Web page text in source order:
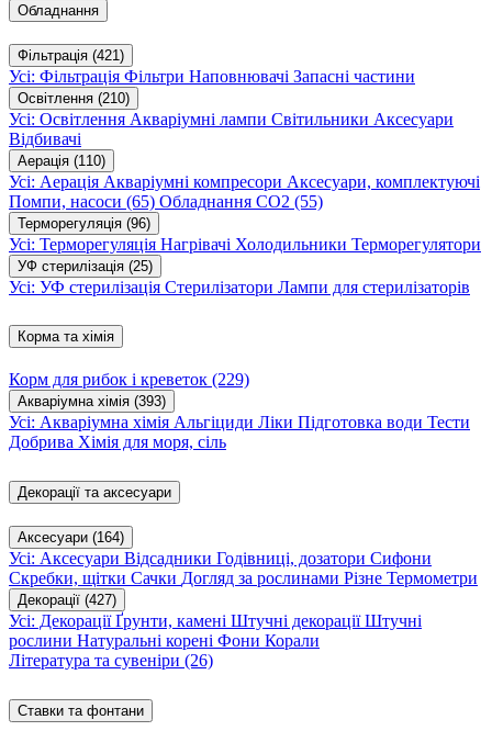
Обладнання
Фільтрація (421)
Усі: Фільтрація Фільтри Наповнювачі Запасні частини
Освітлення (210)
Усі: Освітлення Акваріумні лампи Світильники Аксесуари
Відбивачі
Аерація (110)
Усі: Аерація Акваріумні компресори Аксесуари, комплектуючі
Помпи, насоси (65) Обладнання CO2 (55)
Терморегуляція (96)
Усі: Терморегуляція Нагрівачі Холодильники Терморегулятори
УФ стерилізація (25)
Усі: УФ стерилізація Стерилізатори Лампи для стерилізаторів
Корма та хімія
Корм для рибок і креветок (229)
Акваріумна хімія (393)
Усі: Акваріумна хімія Альгіциди Ліки Підготовка води Тести
Добрива Хімія для моря, сіль
Декорації та аксесуари
Аксесуари (164)
Усі: Аксесуари Відсадники Годівниці, дозатори Сифони
Скребки, щітки Сачки Догляд за рослинами Різне Термометри
Декорації (427)
Усі: ДекораціїҐрунти, камені Штучні декораціїШтучні
рослини Натуральні корені Фони Корали
Література та сувеніри (26)
Ставки та фонтани